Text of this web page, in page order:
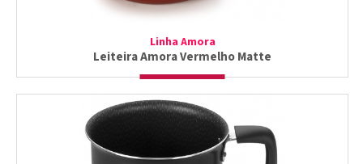
Linha Amora
Leiteira Amora Vermelho Matte